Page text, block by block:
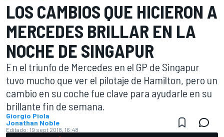
LOS CAMBIOS QUE HICIERON A
MERCEDES BRILLAR EN LA
NOCHE DE SINGAPUR
En el triunfo de Mercedes en el GP de Singapur
tuvo mucho que ver el pilotaje de Hamilton, pero un
cambio en su coche fue clave para ayudarle en su
brillante fin de semana.
Giorgio Piola
Jonathan Noble
Editado: 19 sept 2018, 16:48